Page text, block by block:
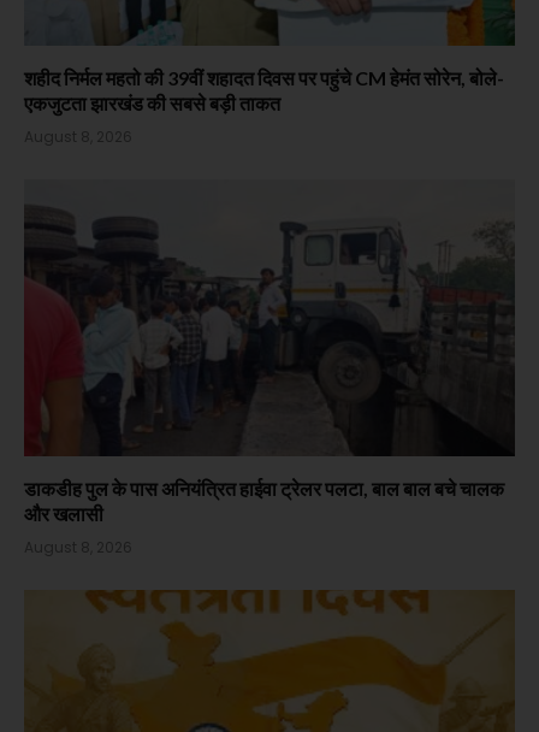
शहीद निर्मल महतो की 39वीं शहादत दिवस पर पहुंचे CM हेमंत सोरेन, बोले-
एकजुटता झारखंड की सबसे बड़ी ताकत
August 8, 2026
डाकडीह पुल के पास अनियंत्रित हाईवा ट्रेलर पलटा, बाल बाल बचे चालक
और खलासी
August 8, 2026